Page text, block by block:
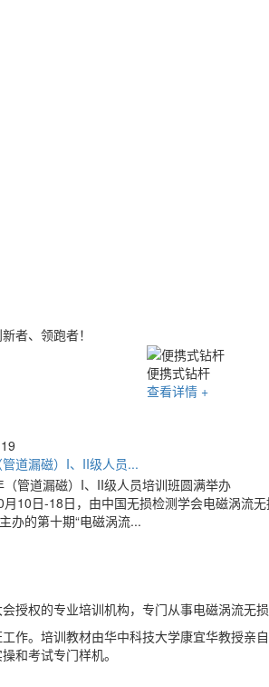
者、领跑者！
钻杆探伤清洗设备
查看详情 +
道漏磁）I、II级人员...
16日-24日，由中国无损检测学会电磁涡流无
办的第九期“电磁涡流...
权的专业培训机构，专门从事电磁涡流无损
作。培训教材由华中科技大学康宜华教授
和考试专门样机。